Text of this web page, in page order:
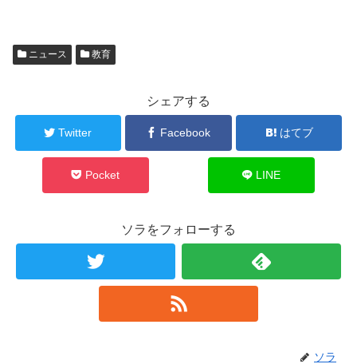
ニュース 教育
シェアする
Twitter Facebook はてブ
Pocket LINE
ソラをフォローする
ソラ